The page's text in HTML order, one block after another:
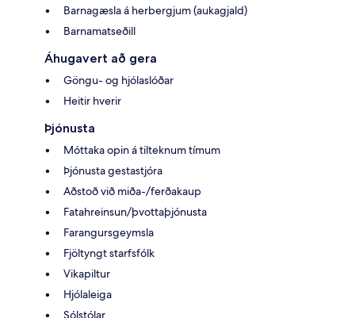
Barnagæsla á herbergjum (aukagjald)
Barnamatseðill
Áhugavert að gera
Göngu- og hjólaslóðar
Heitir hverir
Þjónusta
Móttaka opin á tilteknum tímum
Þjónusta gestastjóra
Aðstoð við miða-/ferðakaup
Fatahreinsun/þvottaþjónusta
Farangursgeymsla
Fjöltyngt starfsfólk
Vikapiltur
Hjólaleiga
Sólstólar